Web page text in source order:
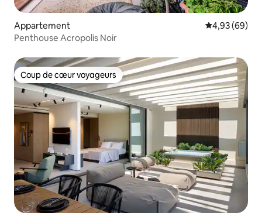
Appartement Évaluation
4,93 (69)
Penthouse Acropolis Noir
Coup de cœur voyageurs
Coup de cœur voyageurs